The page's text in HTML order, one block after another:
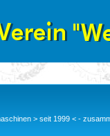
> seit 1999 < -